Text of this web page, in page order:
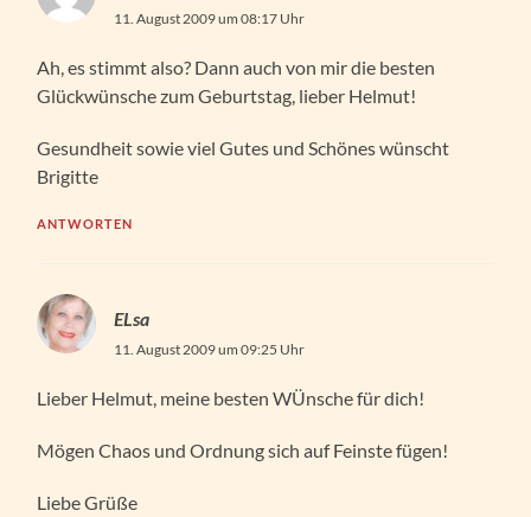
11. August 2009 um 08:17 Uhr
Ah, es stimmt also? Dann auch von mir die besten
Glückwünsche zum Geburtstag, lieber Helmut!
Gesundheit sowie viel Gutes und Schönes wünscht
Brigitte
ANTWORTEN
ELsa
11. August 2009 um 09:25 Uhr
Lieber Helmut, meine besten WÜnsche für dich!
Mögen Chaos und Ordnung sich auf Feinste fügen!
Liebe Grüße